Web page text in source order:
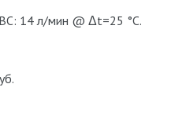
14 л/мин @ Δt=25 °C.